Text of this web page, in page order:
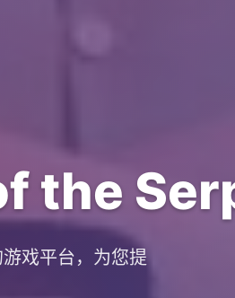
the
戏平台，为您提